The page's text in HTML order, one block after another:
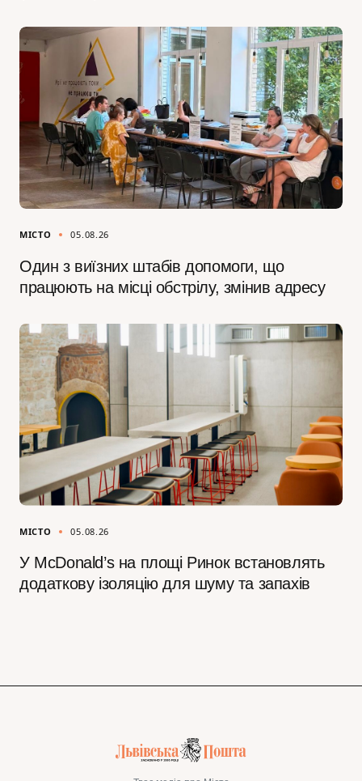
МІСТО 05.08.26
Один з виїзних штабів допомоги, що
працюють на місці обстрілу, змінив адресу
МІСТО 05.08.26
У McDonald’s на площі Ринок встановлять
додаткову ізоляцію для шуму та запахів